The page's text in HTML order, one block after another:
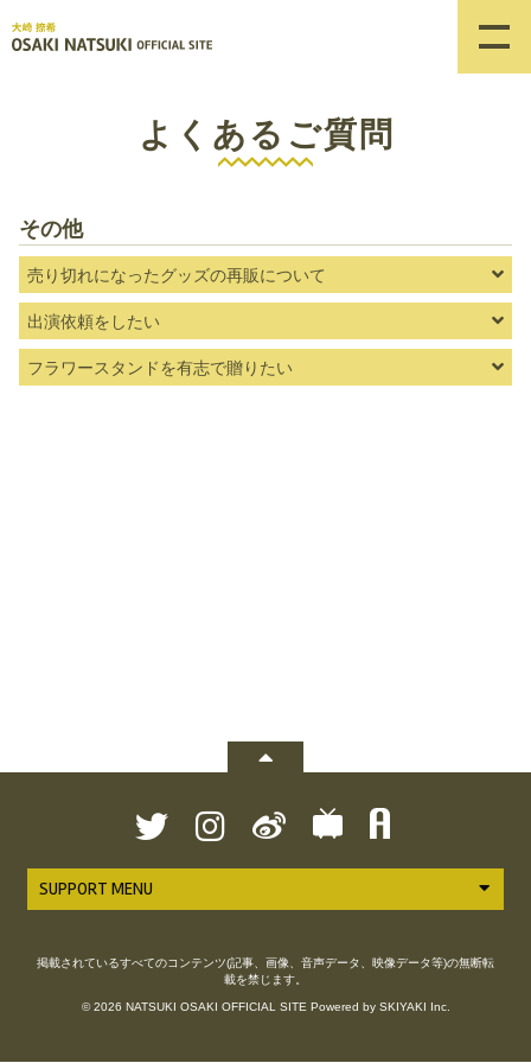
よくあるご質問
その他
売り切れになったグッズの再販について
出演依頼をしたい
フラワースタンドを有志で贈りたい
SUPPORT MENU
掲載されているすべてのコンテンツ(記事、画像、音声データ、映像データ等)の無断転
載を禁じます。
© 2026 NATSUKI OSAKI OFFICIAL SITE Powered by SKIYAKI Inc.